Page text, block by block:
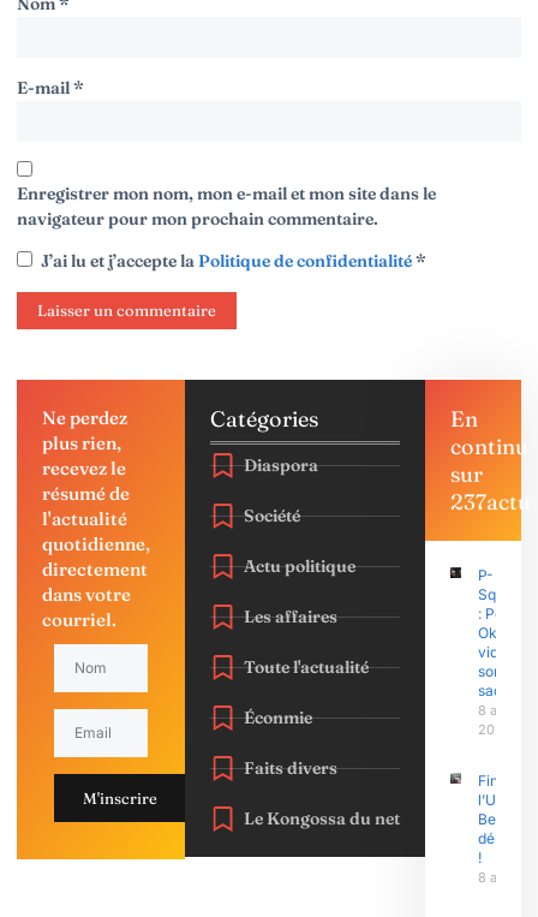
E-mail*
Enregistrer mon nom, mon e-mail et mon site dans le
navigateur pour mon prochain commentaire.
J’ai lu et j’accepte laPolitique de confidentialité*
Ne perdez
plus rien,
recevez le
résumé de
l'actualité
quotidienne,
directement
dans votre
courriel.
M'inscrire
Catégories
Diaspora
Société
Actu politique
Les affaires
Toute l'actualité
Éconmie
Faits divers
Le Kongossa du net
En
continu
sur
237actu
P-
Square
: Peter
Okoye
vide
son
sac
8 août
2026
Finasu
Bertoua
!
8 août